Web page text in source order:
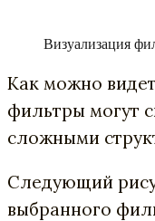
Визуализация
Как можно
фильтры могут
сложными
Следующий
выбранного